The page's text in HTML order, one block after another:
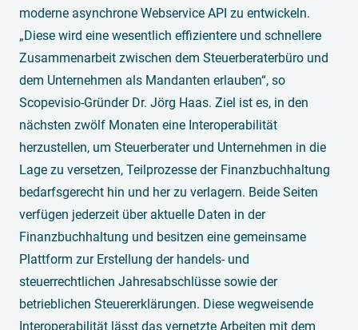
moderne asynchrone Webservice API zu entwickeln.
„Diese wird eine wesentlich effizientere und schnellere
Zusammenarbeit zwischen dem Steuerberaterbüro und
dem Unternehmen als Mandanten erlauben“, so
Scopevisio-Gründer Dr. Jörg Haas. Ziel ist es, in den
nächsten zwölf Monaten eine Interoperabilität
herzustellen, um Steuerberater und Unternehmen in die
Lage zu versetzen, Teilprozesse der Finanzbuchhaltung
bedarfsgerecht hin und her zu verlagern. Beide Seiten
verfügen jederzeit über aktuelle Daten in der
Finanzbuchhaltung und besitzen eine gemeinsame
Plattform zur Erstellung der handels- und
steuerrechtlichen Jahresabschlüsse sowie der
betrieblichen Steuererklärungen. Diese wegweisende
Interoperabilität lässt das vernetzte Arbeiten mit dem